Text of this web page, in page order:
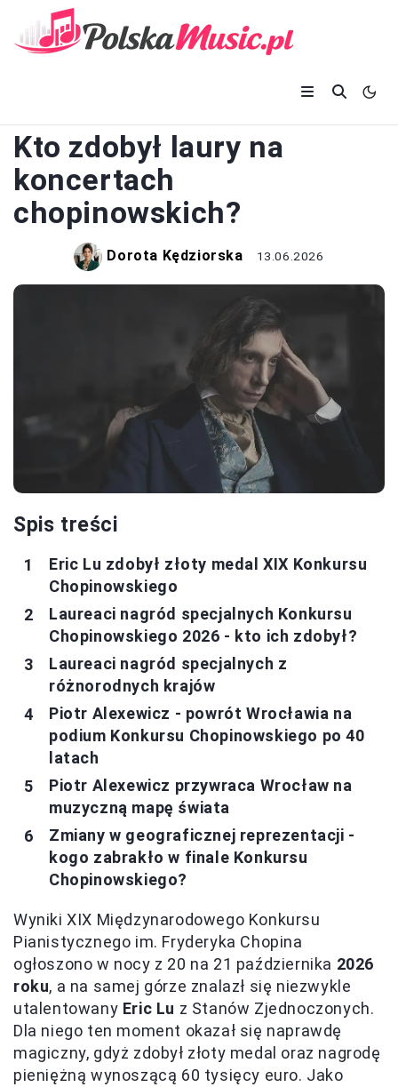
Kto zdobył laury na
koncertach
chopinowskich?
Dorota Kędziorska 13.06.2026
Spis treści
Eric Lu zdobył złoty medal XIX Konkursu
Chopinowskiego
Laureaci nagród specjalnych Konkursu
Chopinowskiego 2026 - kto ich zdobył?
Laureaci nagród specjalnych z
różnorodnych krajów
Piotr Alexewicz - powrót Wrocławia na
podium Konkursu Chopinowskiego po 40
latach
Piotr Alexewicz przywraca Wrocław na
muzyczną mapę świata
Zmiany w geograficznej reprezentacji -
kogo zabrakło w finale Konkursu
Chopinowskiego?
Wyniki XIX Międzynarodowego Konkursu
Pianistycznego im. Fryderyka Chopina
ogłoszono w nocy z 20 na 21 października 2026
roku, a na samej górze znalazł się niezwykle
utalentowany Eric Lu z Stanów Zjednoczonych.
Dla niego ten moment okazał się naprawdę
magiczny, gdyż zdobył złoty medal oraz nagrodę
pieniężną wynoszącą 60 tysięcy euro. Jako